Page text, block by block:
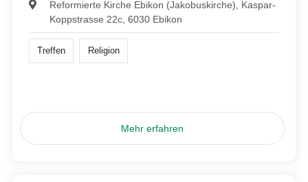
Reformierte Kirche Ebikon (Jakobuskirche), Kaspar-
Koppstrasse 22c, 6030 Ebikon
Treffen Religion
Mehr erfahren